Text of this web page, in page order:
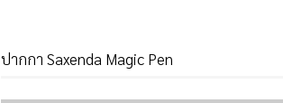
ปากกา Saxenda Magic Pen